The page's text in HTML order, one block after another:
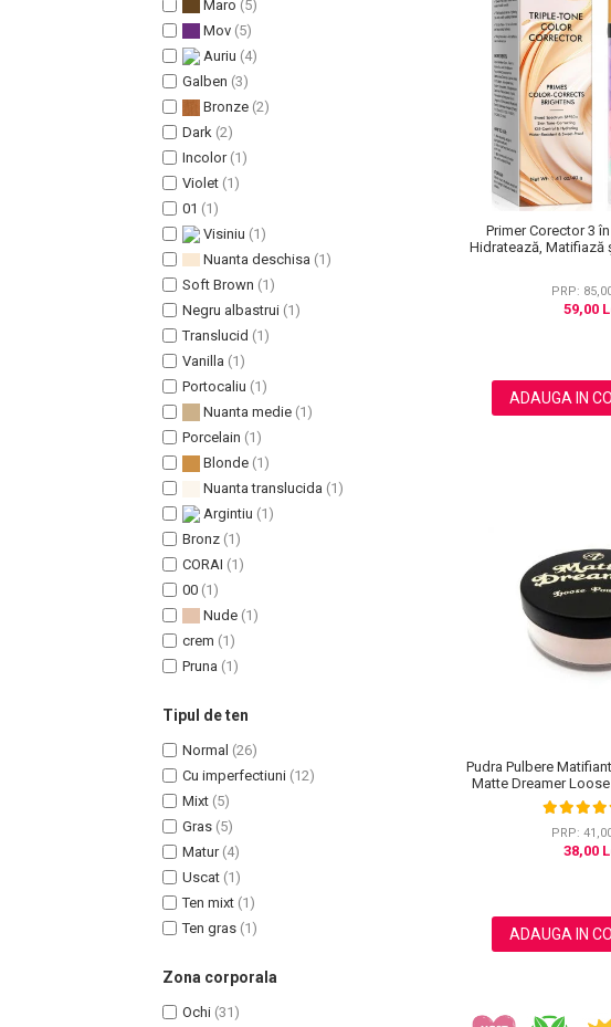
Sampoane Colorante
Par Uscat / Deteriorat
Maro (5)
Mov (5)
Auriu (4)
Galben (3)
Bronze (2)
Dark (2)
Incolor (1)
Violet (1)
01 (1)
Visiniu (1)
Nuanta deschisa (1)
Soft Brown (1)
Negru albastrui (1)
Translucid (1)
Vanilla (1)
Portocaliu (1)
Nuanta medie (1)
Porcelain (1)
Blonde (1)
Nuanta translucida (1)
Argintiu (1)
Bronz (1)
CORAI (1)
00 (1)
Nude (1)
crem (1)
Pruna (1)
Tipul de ten
Normal (26)
Cu imperfectiuni (12)
Mixt (5)
Gras (5)
Matur (4)
Uscat (1)
Ten mixt (1)
Ten gras (1)
Zona corporala
Ochi (31)
Primer Corector 3
Hidratează, Matifiază
PRP:
59,00
ADAUGA IN
Pudra Pulbere
Matte Dreamer
Cameo,
PRP:
38,00
ADAUGA IN